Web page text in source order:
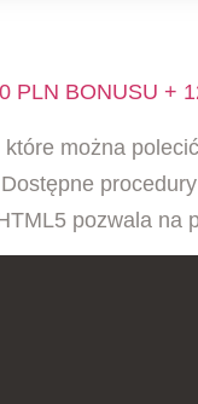
PLN BONUSU +
można
pozwala